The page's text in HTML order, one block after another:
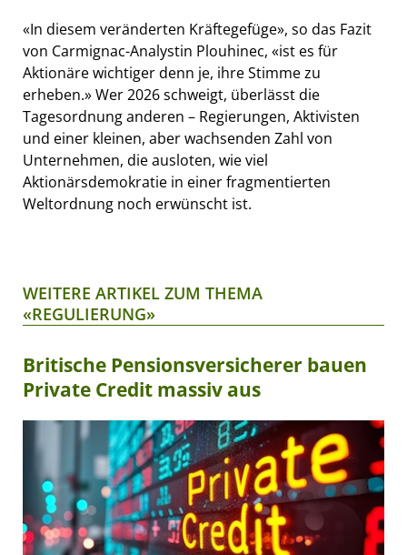
«In diesem veränderten Kräftegefüge», so das Fazit
von Carmignac-Analystin Plouhinec, «ist es für
Aktionäre wichtiger denn je, ihre Stimme zu
erheben.» Wer 2026 schweigt, überlässt die
Tagesordnung anderen – Regierungen, Aktivisten
und einer kleinen, aber wachsenden Zahl von
Unternehmen, die ausloten, wie viel
Aktionärsdemokratie in einer fragmentierten
Weltordnung noch erwünscht ist.
WEITERE ARTIKEL ZUM THEMA
«REGULIERUNG»
Britische Pensionsversicherer bauen
Private Credit massiv aus